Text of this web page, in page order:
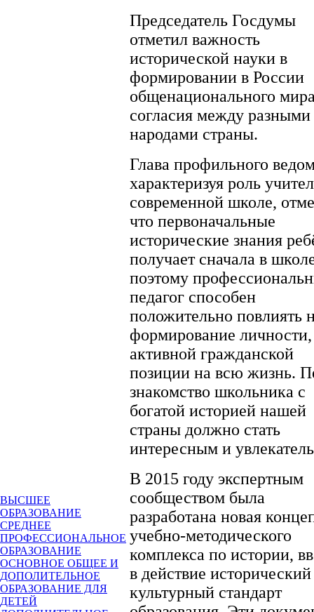
ВЫСШЕЕ
ОБРАЗОВАНИЕ
СРЕДНЕЕ
ПРОФЕССИОНАЛЬНОЕ
ОБРАЗОВАНИЕ
ОСНОВНОЕ ОБЩЕЕ И
ДОПОЛИТЕЛЬНОЕ
ОБРАЗОВАНИЕ ДЛЯ
ДЕТЕЙ
Председатель Госдумы
отметил важность
исторической науки в
формировании в России
общенационального
согласия между разными
народами страны.
Глава профильного
характеризуя роль
современной школе,
что первоначальные
исторические знания
получает сначала в
поэтому
педагог способен
положительно повлиять
формирование личности,
активной гражданской
позиции на всю жизнь.
знакомство школьника с
богатой историей нашей
страны должно стать
интересным и
В 2015 году экспертным
сообществом была
разработана новая
учебно-методического
комплекса по истории,
в действие исторический
культурный стандарт